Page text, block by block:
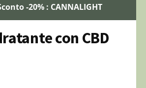
-20% : CANNALIGHT
con CBD